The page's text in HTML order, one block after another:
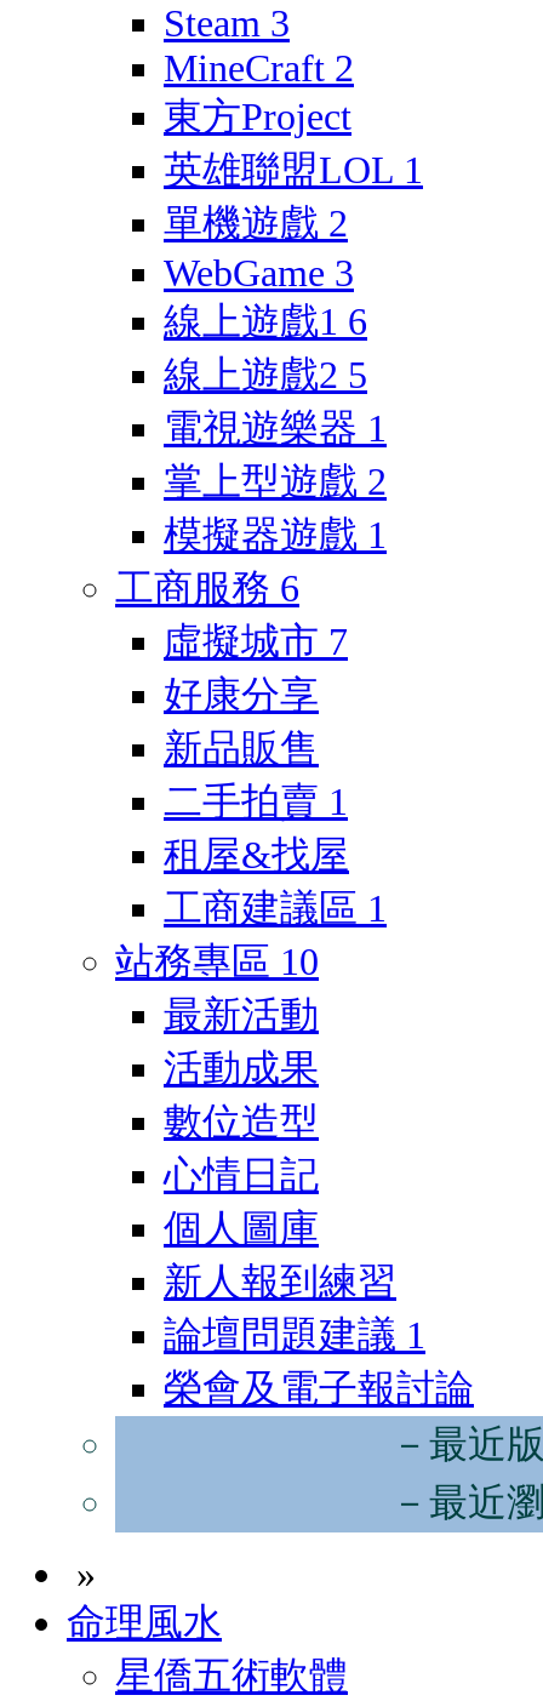
Steam 3
MineCraft 2
東方Project
英雄聯盟LOL 1
單機遊戲 2
WebGame 3
線上遊戲1 6
線上遊戲2 5
電視遊樂器 1
掌上型遊戲 2
模擬器遊戲 1
工商服務 6
虛擬城市 7
好康分享
新品販售
二手拍賣 1
租屋&找屋
工商建議區 1
站務專區 10
最新活動
活動成果
數位造型
心情日記
個人圖庫
新人報到練習
論壇問題建議 1
榮會及電子報討論
－最近
－最近
»
命理風水
星僑五術軟體